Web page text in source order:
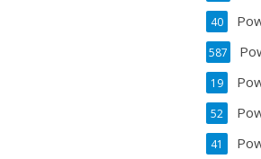
40
587
19
52
41